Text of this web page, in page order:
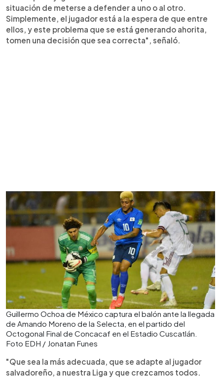
situación de meterse a defender a uno o al otro.
Simplemente, el jugador está a la espera de que entre
ellos, y este problema que se está generando ahorita,
tomen una decisión que sea correcta", señaló.
Guillermo Ochoa de México captura el balón ante la llegada
de Amando Moreno de la Selecta, en el partido del
Octogonal Final de Concacaf en el Estadio Cuscatlán.
Foto EDH / Jonatan Funes
"Que sea la más adecuada, que se adapte al jugador
salvadoreño, a nuestra Liga y que crezcamos todos.